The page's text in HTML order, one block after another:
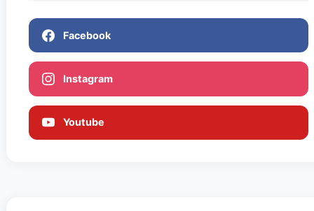
Facebook
Instagram
Youtube